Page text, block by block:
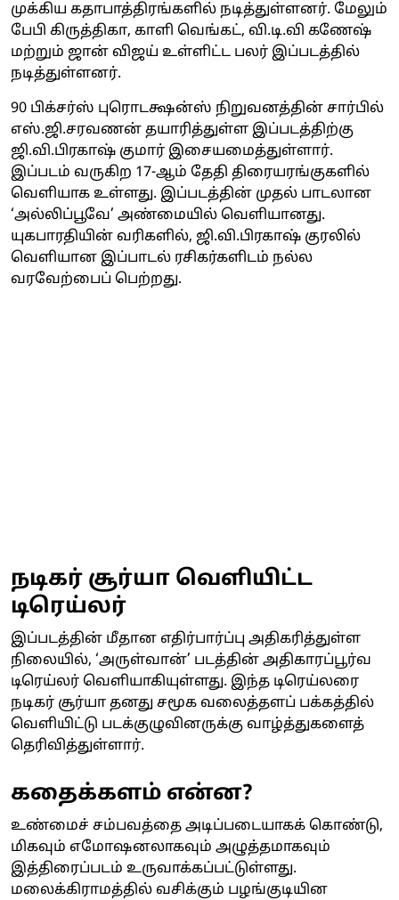
முக்கிய கதாபாத்திரங்களில் நடித்துள்ளனர். மேலும்
பேபி கிருத்திகா, காளி வெங்கட், வி.டி.வி கணேஷ்
மற்றும் ஜான் விஜய் உள்ளிட்ட பலர் இப்படத்தில்
நடித்துள்ளனர்.
90 பிக்சர்ஸ் புரொடக்ஷன்ஸ் நிறுவனத்தின் சார்பில்
எஸ்.ஜி.சரவணன் தயாரித்துள்ள இப்படத்திற்கு
ஜி.வி.பிரகாஷ் குமார் இசையமைத்துள்ளார்.
இப்படம் வருகிற 17-ஆம் தேதி திரையரங்குகளில்
வெளியாக உள்ளது. இப்படத்தின் முதல் பாடலான
‘அல்லிப்பூவே’ அண்மையில் வெளியானது.
யுகபாரதியின் வரிகளில், ஜி.வி.பிரகாஷ் குரலில்
வெளியான இப்பாடல் ரசிகர்களிடம் நல்ல
வரவேற்பைப் பெற்றது.
நடிகர் சூர்யா வெளியிட்ட
டிரெய்லர்
இப்படத்தின் மீதான எதிர்பார்ப்பு அதிகரித்துள்ள
நிலையில், ‘அருள்வான்’ படத்தின் அதிகாரப்பூர்வ
டிரெய்லர் வெளியாகியுள்ளது. இந்த டிரெய்லரை
நடிகர் சூர்யா தனது சமூக வலைத்தளப் பக்கத்தில்
வெளியிட்டு படக்குழுவினருக்கு வாழ்த்துகளைத்
தெரிவித்துள்ளார்.
கதைக்களம் என்ன?
உண்மைச் சம்பவத்தை அடிப்படையாகக் கொண்டு,
மிகவும் எமோஷனலாகவும் அழுத்தமாகவும்
இத்திரைப்படம் உருவாக்கப்பட்டுள்ளது.
மலைக்கிராமத்தில் வசிக்கும் பழங்குடியின